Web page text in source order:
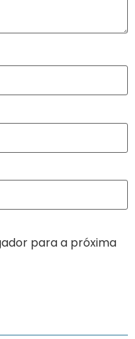
para a próxima